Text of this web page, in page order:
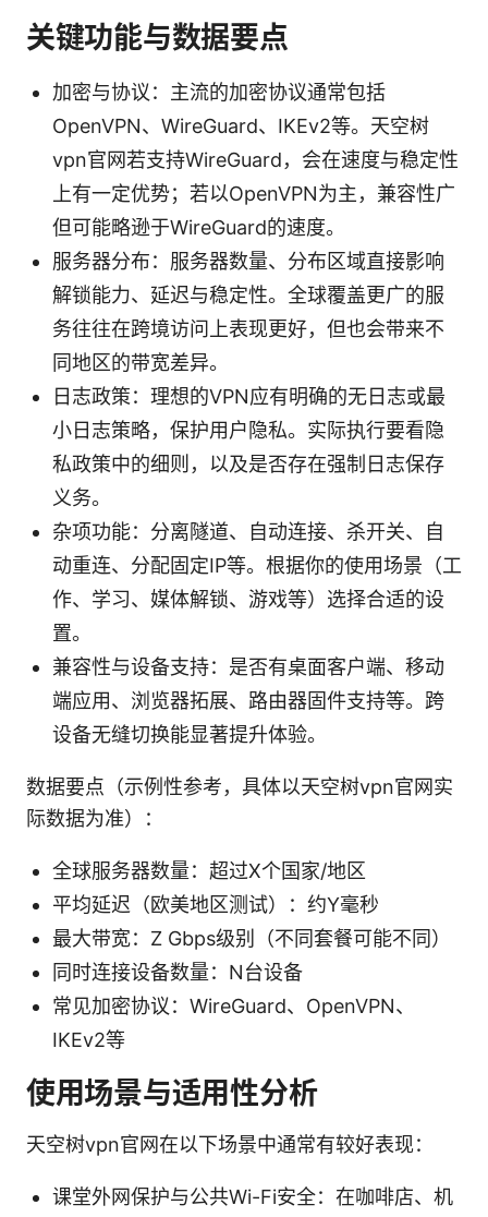
关键功能与数据要点
加密与协议：主流的加密协议通常包括
OpenVPN、WireGuard、IKEv2等。天空树
vpn官网若支持WireGuard，会在速度与稳定性
上有一定优势；若以OpenVPN为主，兼容性广
但可能略逊于WireGuard的速度。
服务器分布：服务器数量、分布区域直接影响
解锁能力、延迟与稳定性。全球覆盖更广的服
务往往在跨境访问上表现更好，但也会带来不
同地区的带宽差异。
日志政策：理想的VPN应有明确的无日志或最
小日志策略，保护用户隐私。实际执行要看隐
私政策中的细则，以及是否存在强制日志保存
义务。
杂项功能：分离隧道、自动连接、杀开关、自
动重连、分配固定IP等。根据你的使用场景（工
作、学习、媒体解锁、游戏等）选择合适的设
置。
兼容性与设备支持：是否有桌面客户端、移动
端应用、浏览器拓展、路由器固件支持等。跨
设备无缝切换能显著提升体验。
数据要点（示例性参考，具体以天空树vpn官网实
际数据为准）：
全球服务器数量：超过X个国家/地区
平均延迟（欧美地区测试）：约Y毫秒
最大带宽：Z Gbps级别（不同套餐可能不同）
同时连接设备数量：N台设备
常见加密协议：WireGuard、OpenVPN、
IKEv2等
使用场景与适用性分析
天空树vpn官网在以下场景中通常有较好表现：
课堂外网保护与公共Wi-Fi安全：在咖啡店、机